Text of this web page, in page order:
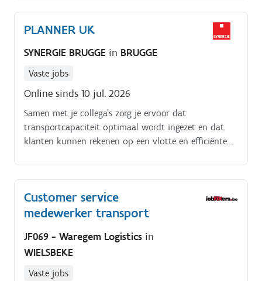
PLANNER UK
SYNERGIE BRUGGE in BRUGGE
Vaste jobs
Online sinds 10 jul. 2026
Samen met je collega's zorg je ervoor dat
transportcapaciteit optimaal wordt ingezet en dat
klanten kunnen rekenen op een vlotte en efficiënte
inplannen voor het Verenigd Koninkrijk Dagelijks
afstemmen met onderaannemers,
ferrymaatschappijen en interne afdelingen Oplossen
problemen Actief meedenken over
capaciteitsoptimalisaties en efficiëntere planningen
Opvolgen van transportstromen en bijsturen waar
Customer service
medewerker transport
JF069 - Waregem Logistics in
WIELSBEKE
Vaste jobs